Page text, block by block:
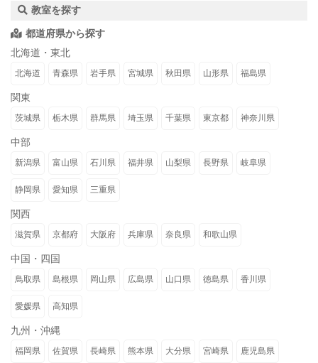
教室を探す
都道府県から探す
北海道・東北
北海道 青森県 岩手県 宮城県 秋田県 山形県 福島県
関東
茨城県 栃木県 群馬県 埼玉県 千葉県 東京都 神奈川県
中部
新潟県 富山県 石川県 福井県 山梨県 長野県 岐阜県
静岡県 愛知県 三重県
関西
滋賀県 京都府 大阪府 兵庫県 奈良県 和歌山県
中国・四国
鳥取県 島根県 岡山県 広島県 山口県 徳島県 香川県
愛媛県 高知県
九州・沖縄
福岡県 佐賀県 長崎県 熊本県 大分県 宮崎県 鹿児島県